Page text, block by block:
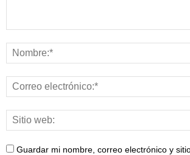
Guardar mi nombre, correo electrónico y